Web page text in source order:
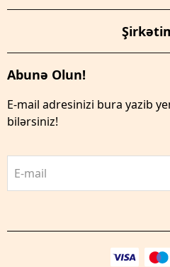
Abunə Olun!
E-mail adresinizi bura yazib
bilərsiniz!
E-mail